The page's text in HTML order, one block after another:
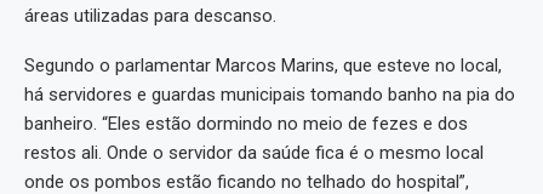
áreas utilizadas para descanso.
Segundo o parlamentar Marcos Marins, que esteve no local,
há servidores e guardas municipais tomando banho na pia do
banheiro. “Eles estão dormindo no meio de fezes e dos
restos ali. Onde o servidor da saúde fica é o mesmo local
onde os pombos estão ficando no telhado do hospital”,